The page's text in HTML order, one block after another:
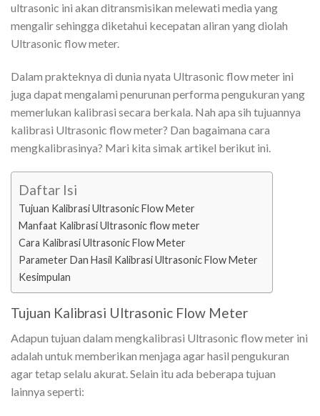
ultrasonic ini akan ditransmisikan melewati media yang
mengalir sehingga diketahui kecepatan aliran yang diolah
Ultrasonic flow meter.
Dalam prakteknya di dunia nyata Ultrasonic flow meter ini
juga dapat mengalami penurunan performa pengukuran yang
memerlukan kalibrasi secara berkala. Nah apa sih tujuannya
kalibrasi Ultrasonic flow meter? Dan bagaimana cara
mengkalibrasinya? Mari kita simak artikel berikut ini.
Daftar Isi
Tujuan Kalibrasi Ultrasonic Flow Meter
Manfaat Kalibrasi Ultrasonic flow meter
Cara Kalibrasi Ultrasonic Flow Meter
Parameter Dan Hasil Kalibrasi Ultrasonic Flow Meter
Kesimpulan
Tujuan Kalibrasi Ultrasonic Flow Meter
Adapun tujuan dalam mengkalibrasi Ultrasonic flow meter ini
adalah untuk memberikan menjaga agar hasil pengukuran
agar tetap selalu akurat. Selain itu ada beberapa tujuan
lainnya seperti: